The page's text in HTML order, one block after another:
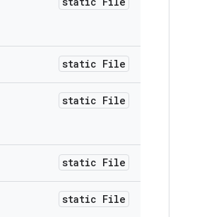
static File
static File
static File
static File